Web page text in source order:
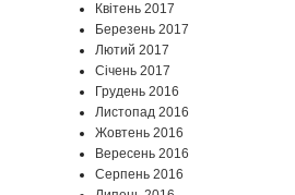
Квітень 2017
Березень 2017
Лютий 2017
Січень 2017
Грудень 2016
Листопад 2016
Жовтень 2016
Вересень 2016
Серпень 2016